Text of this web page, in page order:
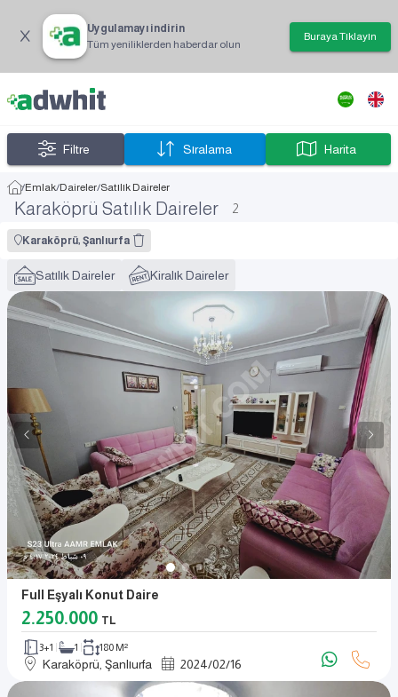
Uygulamayı indirin
Tüm yeniliklerden haberdar olun
Buraya Tıklayın
Filtre Sıralama Harita
/Emlak/Daireler/Satılık Daireler
Karaköprü Satılık Daireler 2
Karaköprü, Şanlıurfa
Satılık Daireler Kiralık Daireler
Full Eşyalı Konut Daire
2.250.000 TL
3+1 1 180 M²
Karaköprü, Şanlıurfa 2024/02/16